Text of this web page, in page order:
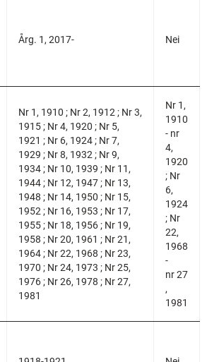
Årg. 1, 2017- Nei
Nr 1, 1910 ; Nr 2, 1912 ; Nr 3,
1915 ; Nr 4, 1920 ; Nr 5,
1921 ; Nr 6, 1924 ; Nr 7,
1929 ; Nr 8, 1932 ; Nr 9,
1934 ; Nr 10, 1939 ; Nr 11,
1944 ; Nr 12, 1947 ; Nr 13,
1948 ; Nr 14, 1950 ; Nr 15,
1952 ; Nr 16, 1953 ; Nr 17,
1955 ; Nr 18, 1956 ; Nr 19,
1958 ; Nr 20, 1961 ; Nr 21,
1964 ; Nr 22, 1968 ; Nr 23,
1970 ; Nr 24, 1973 ; Nr 25,
1976 ; Nr 26, 1978 ; Nr 27,
1981
Nr 1,
1910
- nr
4,
1920
; Nr
6,
1924
; Nr
22,
1968
-
nr 27
,
1981